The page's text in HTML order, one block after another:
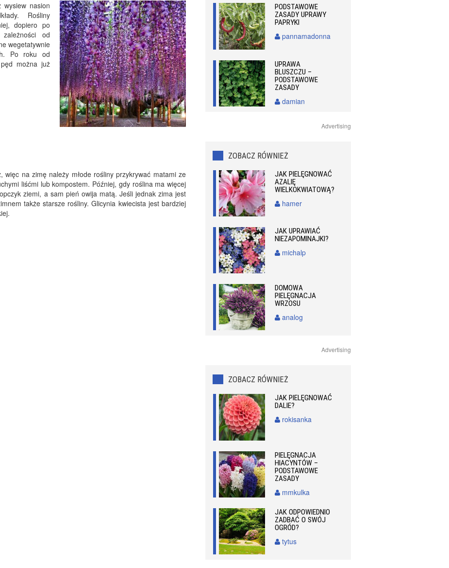
wysiew nasion
Rośliny
dopiero po
od
wegetatywnie
Po roku od
można już
na zimę należy młode rośliny przykrywać matami ze
liśćmi lub kompostem. Później, gdy roślina ma więcej
ziemi, a sam pień owija matą. Jeśli jednak zima jest
także starsze rośliny. Glicynia kwiecista jest bardziej
PODSTAWOWE
ZASADY UPRAWY
PAPRYKI
pannamadonna
UPRAWA
BLUSZCZU –
PODSTAWOWE
ZASADY
damian
Advertising
ZOBACZ RÓWNIEŻ
JAK PIELĘGNOWAĆ
AZALIĘ
WIELKOKWIATOWĄ?
hamer
JAK UPRAWIAĆ
NIEZAPOMINAJKI?
michalp
DOMOWA
PIELĘGNACJA
WRZOSU
analog
Advertising
ZOBACZ RÓWNIEŻ
JAK PIELĘGNOWAĆ
DALIE?
rokisanka
PIELĘGNACJA
HIACYNTÓW –
PODSTAWOWE
ZASADY
mmkulka
JAK ODPOWIEDNIO
ZADBAĆ O SWÓJ
OGRÓD?
tytus